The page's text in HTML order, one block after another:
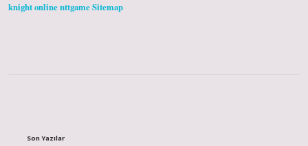
knight onlinenttgameSitemap
Son Yazılar